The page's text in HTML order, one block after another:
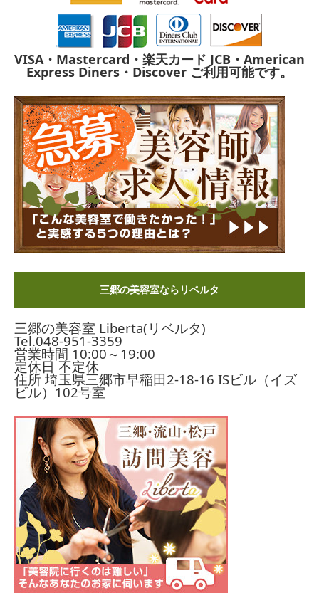
VISA・Mastercard・楽天カード JCB・American
Express Diners・Discover ご利用可能です。
三郷の美容室ならリベルタ
三郷の美容室 Liberta(リベルタ)
Tel.048-951-3359
営業時間 10:00～19:00
定休日 不定休
住所 埼玉県三郷市早稲田2-18-16 ISビル（イズ
ビル）102号室